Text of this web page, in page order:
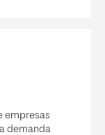
empresas
demanda